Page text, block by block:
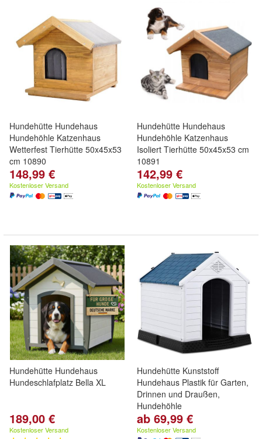
Hundehütte Hundehaus
Hundehöhle Katzenhaus
Wetterfest Tierhütte 50x45x53
cm 10890
148,99 €
Kostenloser Versand
Hundehütte Hundehaus
Hundehöhle Katzenhaus
Isoliert Tierhütte 50x45x53 cm
10891
142,99 €
Kostenloser Versand
Hundehütte Hundehaus
Hundeschlafplatz Bella XL
189,00 €
Kostenloser Versand
Hundehütte Kunststoff
Hundehaus Plastik für Garten,
Drinnen und Draußen,
Hundehöhle
ab 69,99 €
Kostenloser Versand